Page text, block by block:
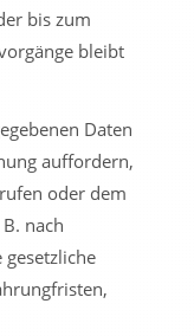
bis zum
bleibt
Daten
auffordern,
oder dem
nach